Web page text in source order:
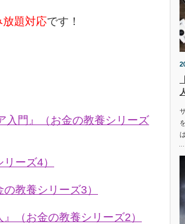
放題対応です！
入門』（お金の教養シリーズ
ーズ4）
教養シリーズ3）
（お金の教養シリーズ2）